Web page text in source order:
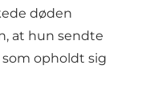
døden
at hun sendte
som opholdt sig